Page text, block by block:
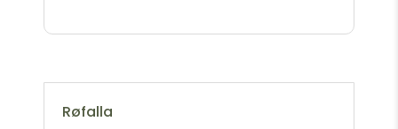
Røfalla